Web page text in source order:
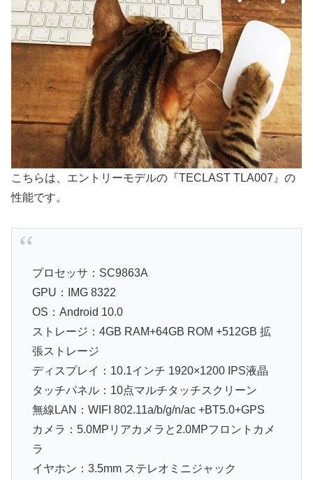
こちらは、エントリーモデルの『TECLAST TLA007』の
性能です。
プロセッサ：SC9863A
GPU：IMG 8322
OS：Android 10.0
ストレージ：4GB RAM+64GB ROM +512GB 拡
張ストレージ
ディスプレイ：10.1インチ 1920×1200 IPS液晶
タッチパネル：10点マルチタッチスクリーン
無線LAN：WIFI 802.11a/b/g/n/ac +BT5.0+GPS
カメラ：5.0MPリアカメラと2.0MPフロントカメ
ラ
イヤホン：3.5mm ステレオミニジャック